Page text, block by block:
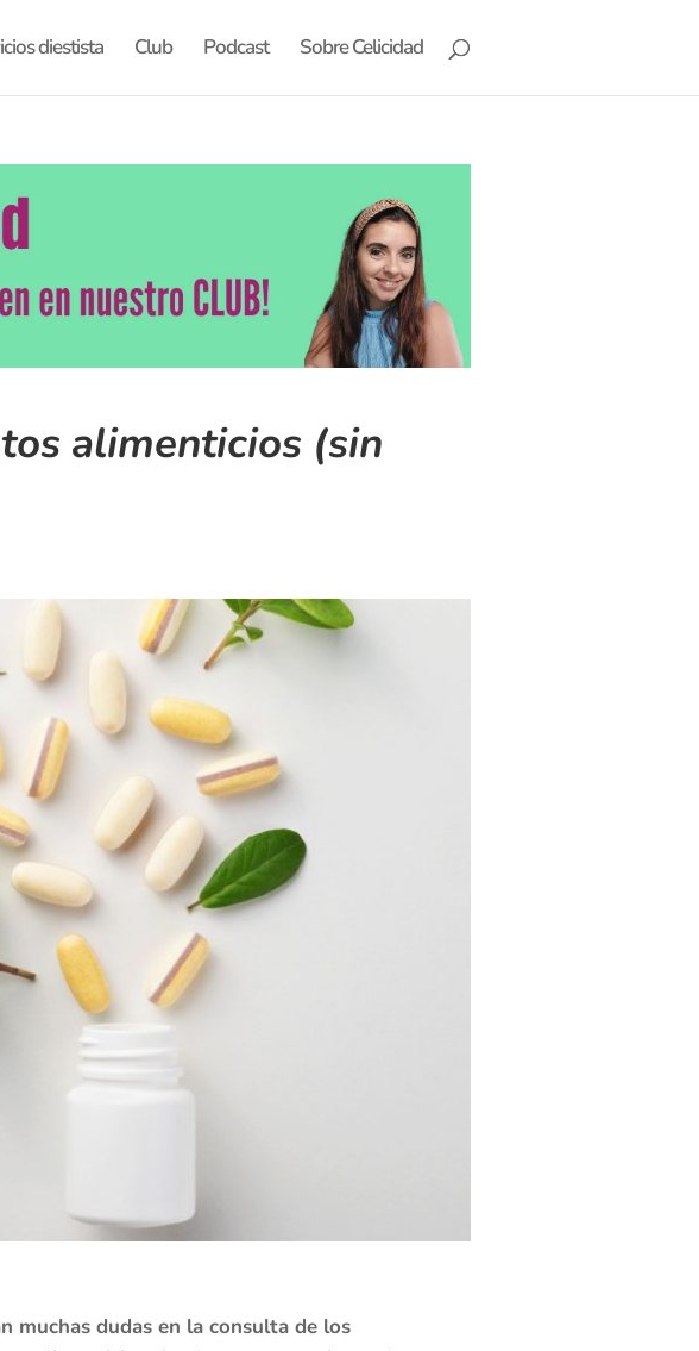
diestista Club Podcast Sobre Celicidad
alimenticios (sin
muchas dudas en la consulta de los